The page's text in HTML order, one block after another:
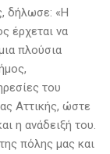
δήλωσε: «Η
έρχεται να
πλούσια
του
Αττικής, ώστε
η ανάδειξή του.
πόλης μας και